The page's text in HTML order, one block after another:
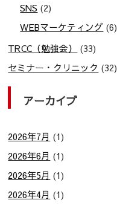
SNS (2)
WEBマーケティング (6)
TRCC（勉強会）
(33)
セミナー・クリニック (32)
アーカイブ
2026年7月 (1)
2026年6月 (1)
2026年5月 (1)
2026年4月 (1)